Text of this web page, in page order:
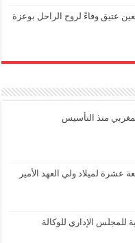
عتيق وفاءً لروح الراحل بوعزة
منذ التأسيس
عشرة لميلاد ولي العهد الأمير
للمجلس الإداري للوكالة